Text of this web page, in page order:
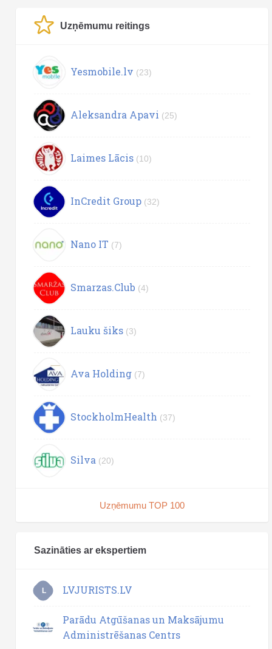
Uzņēmumu reitings
Yesmobile.lv (23)
Aleksandra Apavi (25)
Laimes Lācis (10)
InCredit Group (32)
Nano IT (7)
Smarzas.Club (4)
Lauku šiks (3)
Ava Holding (7)
StockholmHealth (37)
Silva (20)
Uzņēmumu TOP 100
Sazināties ar ekspertiem
L LVJURISTS.LV
Parādu Atgūšanas un Maksājumu
Administrēšanas Centrs